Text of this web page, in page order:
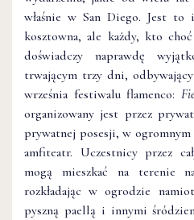
właśnie w San Diego. Jest
kosztowna, ale każdy, kto
doświadczy naprawdę
trwającym trzy dni,
września festiwalu flamenco:
organizowany jest przez
prywatnej posesji, w ogromnym
amfiteatr. Uczestnicy przez
mogą mieszkać na terenie
rozkładając w ogrodzie
pyszną paellą i innymi